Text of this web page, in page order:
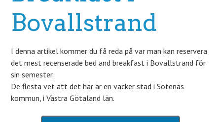
Bovallstrand
I denna artikel kommer du få reda på var man kan reservera
det mest recenserade bed and breakfast i Bovallstrand för
sin semester.
De flesta vet att det här är en vacker stad i Sotenäs
kommun, i Västra Götaland län.